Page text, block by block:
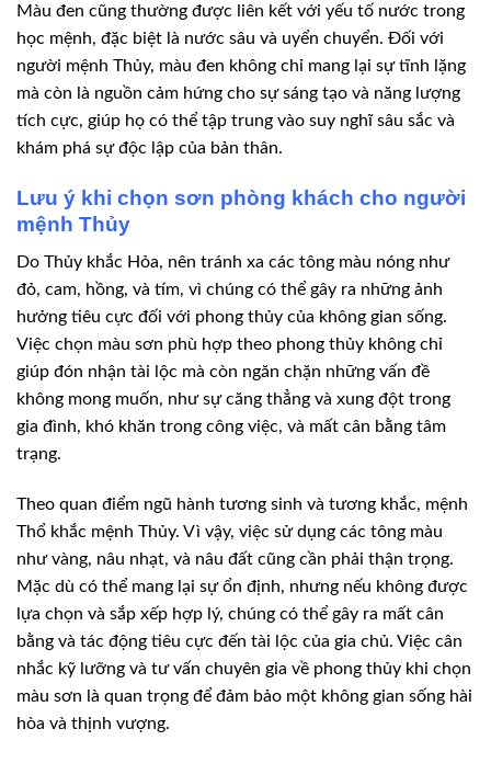
Màu đen cũng thường được liên kết với yếu tố nước trong
học mệnh, đặc biệt là nước sâu và uyển chuyển. Đối với
người mệnh Thủy, màu đen không chỉ mang lại sự tĩnh lặng
mà còn là nguồn cảm hứng cho sự sáng tạo và năng lượng
tích cực, giúp họ có thể tập trung vào suy nghĩ sâu sắc và
khám phá sự độc lập của bản thân.
Lưu ý khi chọn sơn phòng khách cho người
mệnh Thủy
Do Thủy khắc Hỏa, nên tránh xa các tông màu nóng như
đỏ, cam, hồng, và tím, vì chúng có thể gây ra những ảnh
hưởng tiêu cực đối với phong thủy của không gian sống.
Việc chọn màu sơn phù hợp theo phong thủy không chỉ
giúp đón nhận tài lộc mà còn ngăn chặn những vấn đề
không mong muốn, như sự căng thẳng và xung đột trong
gia đình, khó khăn trong công việc, và mất cân bằng tâm
trạng.
Theo quan điểm ngũ hành tương sinh và tương khắc, mệnh
Thổ khắc mệnh Thủy. Vì vậy, việc sử dụng các tông màu
như vàng, nâu nhạt, và nâu đất cũng cần phải thận trọng.
Mặc dù có thể mang lại sự ổn định, nhưng nếu không được
lựa chọn và sắp xếp hợp lý, chúng có thể gây ra mất cân
bằng và tác động tiêu cực đến tài lộc của gia chủ. Việc cân
nhắc kỹ lưỡng và tư vấn chuyên gia về phong thủy khi chọn
màu sơn là quan trọng để đảm bảo một không gian sống hài
hòa và thịnh vượng.